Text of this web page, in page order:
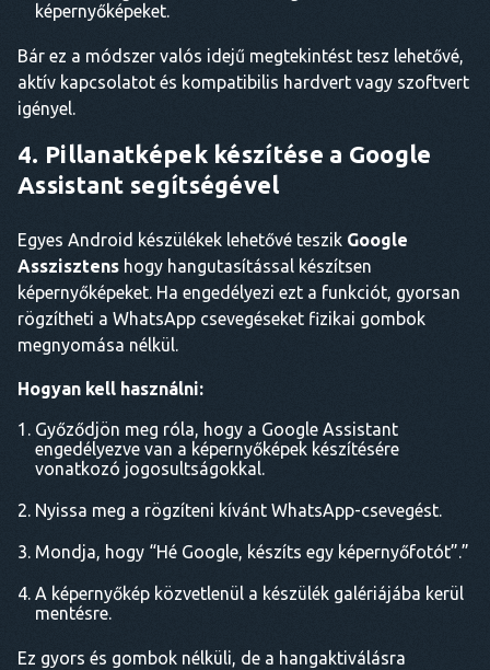
képernyőképeket.
Bár ez a módszer valós idejű megtekintést tesz lehetővé,
aktív kapcsolatot és kompatibilis hardvert vagy szoftvert
igényel.
4. Pillanatképek készítése a Google
Assistant segítségével
Egyes Android készülékek lehetővé teszik Google
Asszisztens hogy hangutasítással készítsen
képernyőképeket. Ha engedélyezi ezt a funkciót, gyorsan
rögzítheti a WhatsApp csevegéseket fizikai gombok
megnyomása nélkül.
Hogyan kell használni:
Győződjön meg róla, hogy a Google Assistant
engedélyezve van a képernyőképek készítésére
vonatkozó jogosultságokkal.
Nyissa meg a rögzíteni kívánt WhatsApp-csevegést.
Mondja, hogy “Hé Google, készíts egy képernyőfotót”.”
A képernyőkép közvetlenül a készülék galériájába kerül
mentésre.
Ez gyors és gombok nélküli, de a hangaktiválásra